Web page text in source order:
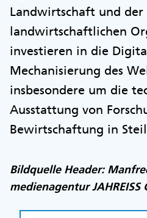
Landwirtschaft und der
landwirtschaftlichen
investieren in die
Mechanisierung des
insbesondere um die
Ausstattung von
Bewirtschaftung in
Bildquelle Header:
medienagentur JAHREISS